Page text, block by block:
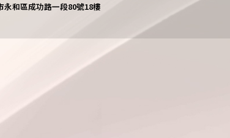
永和區成功路一段80號18樓